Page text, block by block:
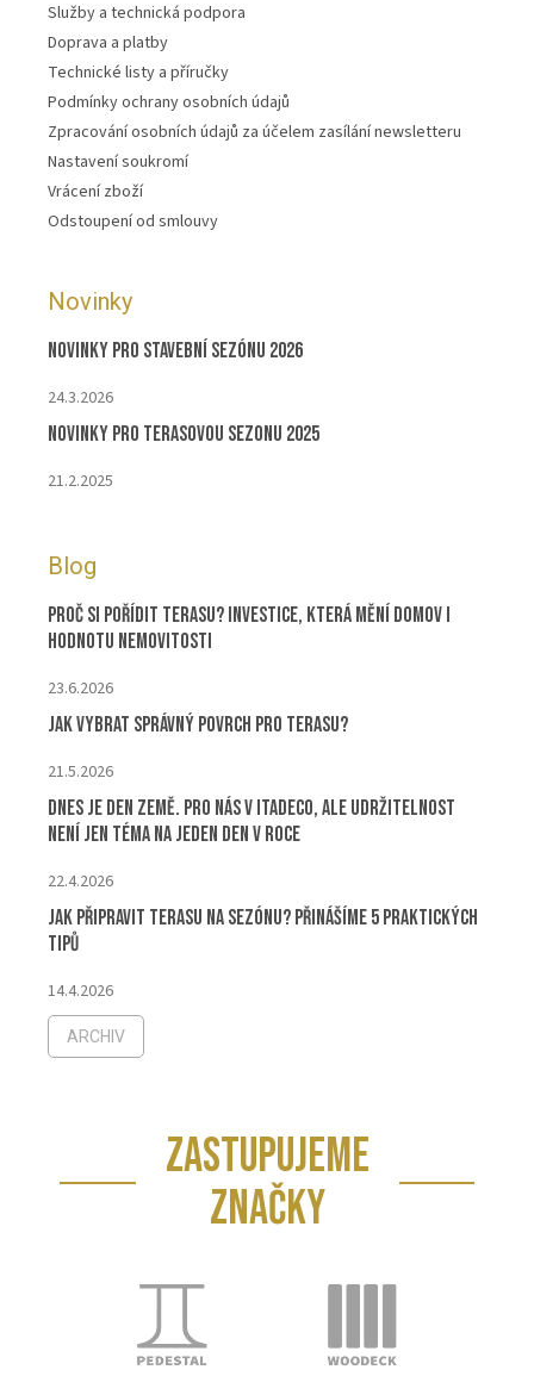
Služby a technická podpora
Doprava a platby
Technické listy a příručky
Podmínky ochrany osobních údajů
Zpracování osobních údajů za účelem zasílání newsletteru
Nastavení soukromí
Vrácení zboží
Odstoupení od smlouvy
Novinky
Novinky pro stavební sezónu 2026
24.3.2026
Novinky pro terasovou sezonu 2025
21.2.2025
Blog
Proč si pořídit terasu? Investice, která mění domov i
hodnotu nemovitosti
23.6.2026
Jak vybrat správný povrch pro terasu?
21.5.2026
Dnes je Den Země. Pro nás v ITADECO, ale udržitelnost
není jen téma na jeden den v roce
22.4.2026
Jak připravit terasu na sezónu? Přinášíme 5 praktických
tipů
14.4.2026
ARCHIV
ZASTUPUJEME
ZNAČKY